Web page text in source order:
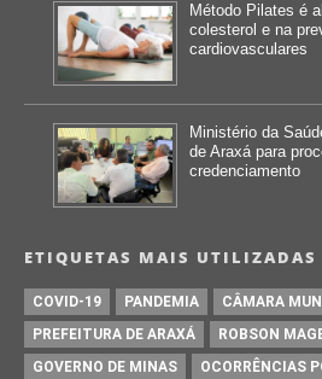
Método Pilates é
colesterol e na
cardiovasculares
Ministério da
de Araxá para
credenciamento
ETIQUETAS MAIS UTILIZADAS
COVID-19 PANDEMIA
CÂMARA
PREFEITURA DE ARAXÁ
ROBSON
GOVERNO DE MINAS
OCORRÊNCIAS